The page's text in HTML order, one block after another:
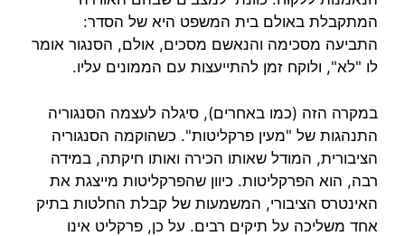
המתקבלת באולם בית המשפט היא של הסדר:
התביעה מסכימה והנאשם מסכים, אולם, הסנגור אומר
לו "לא", ולוקח זמן להתייעצות עם הממונים עליו.
במקרה הזה (כמו באחרים), סיגלה לעצמה הסנגוריה
התנהגות של "מעין פרקליטות". כשהוקמה הסנגוריה
הציבורית, המודל שאותו הכירה ואותו חיקתה, במידה
רבה, הוא הפרקליטות. כיוון שהפרקליטות מייצגת את
האינטרס הציבורי, המשמעות של קבלת החלטות בתיק
אחד משליכה על תיקים רבים. על כן, פרקליט אינו